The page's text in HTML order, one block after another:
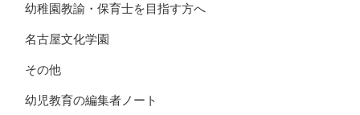
幼稚園教諭・保育士を目指す方へ
名古屋文化学園
その他
幼児教育の編集者ノート